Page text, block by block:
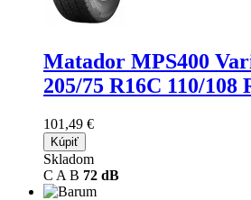
Matador MPS400
205/75 R16C 110/108
101,49 €
Kúpiť
Skladom
C A B 72 dB